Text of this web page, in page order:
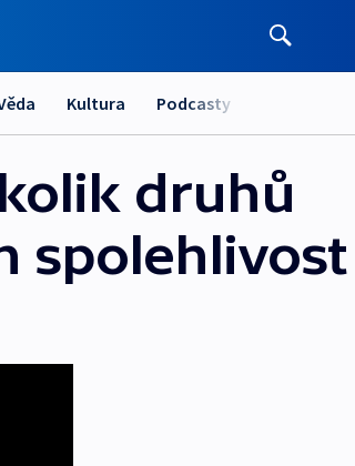
Kultura Podcasty
druhů
spolehlivost